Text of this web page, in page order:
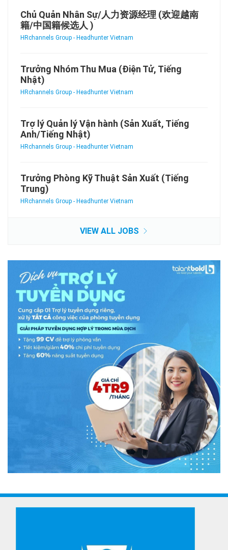
Chủ Quản Nhân Sự/人力资源经理 (欢迎越南
籍/中国籍候选人 )
HRchannels Group - Headhunter Vietnam
Trưởng Nhóm Thu Mua (Điện Tử, Tiếng
Nhật)
HRchannels Group - Headhunter Vietnam
Trợ lý Quản lý Vận hành (Sản Xuất, Tiếng
Anh/Tiếng Nhật)
HRchannels Group - Headhunter Vietnam
Trưởng Phòng Kỹ Thuật Sản Xuất (Tiếng
Trung)
HRchannels Group - Headhunter Vietnam
VIEW ALL JOBS